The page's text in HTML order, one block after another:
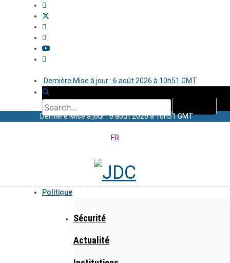
Dernière Mise à jour : 6 août 2026 à 10h51 GMT
Dernière Mise à jour : 6 août 2026 à 10h51 GMT
FR
Politique
Sécurité
Actualité